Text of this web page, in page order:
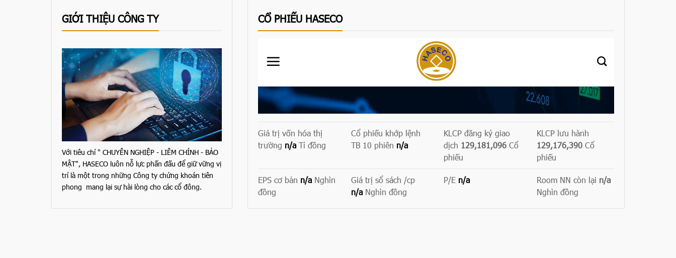
GIỚI THIỆU CÔNG TY
Với tiêu chí " CHUYÊN NGHIỆP - LIÊM CHÍNH - BẢO
MẬT", HASECO luôn nỗ lực phấn đấu để giữ vững vị
trí là một trong những Công ty chứng khoán tiên
phong mang lại sự hài lòng cho các cổ đông.
CỔ PHIẾU HASECO
Giá trị vốn hóa thị
trường n/a Tỉ đồng
Cổ phiếu khớp lệnh
TB 10 phiên n/a
KLCP đăng ký giao
dịch 129,181,096 Cổ
phiếu
KLCP lưu hành
129,176,390Cổ
phiếu
EPS cơ bản n/a Nghìn
đồng
Giá trị sổ sách /cp
n/aNghìn đồng
P/E n/a Room NN còn lại n/a
Nghìn đồng